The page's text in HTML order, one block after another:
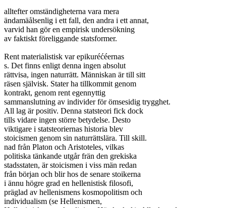
alltefter omständigheterna vara mera
ändamäålsenlig i ett fall, den andra i ett annat,
varvid han gör en empirisk undersökning
av faktiskt föreliggande statsformer.
Rent materialistisk var epikuréćéernas
s. Det finns enligt denna ingen absolut
rättvisa, ingen naturrätt. Människan är till sitt
räsen självisk. Stater ha tillkommit genom
kontrakt, genom rent egennyttig
sammanslutning av individer för ömsesidig trygghet.
All lag är positiv. Denna statsteori fick dock
tills vidare ingen större betydelse. Desto
viktigare i statsteoriernas historia blev
stoicismen genom sin naturrättslära. Till skill.
nad från Platon och Aristoteles, vilkas
politiska tänkande utgår frän den grekiska
stadsstaten, är stoicismen i viss män redan
från början och blir hos de senare stoikerna
i ännu högre grad en hellenistisk filosofi,
präglad av hellenismens kosmopolitism och
individualism (se Hellenismen,